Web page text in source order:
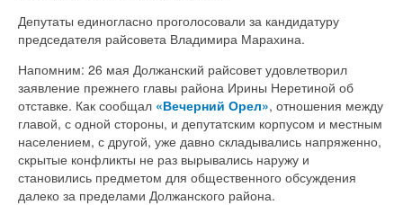
Депутаты единогласно проголосовали за кандидатуру
председателя райсовета Владимира Марахина.
Напомним: 26 мая Должанский райсовет удовлетворил
заявление прежнего главы района Ирины Неретиной об
отставке. Как сообщал «Вечерний Орел», отношения между
главой, с одной стороны, и депутатским корпусом и местным
населением, с другой, уже давно складывались напряженно,
скрытые конфликты не раз вырывались наружу и
становились предметом для общественного обсуждения
далеко за пределами Должанского района.